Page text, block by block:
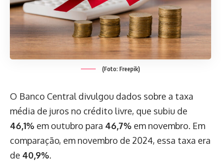
(Foto: Freepik)
O Banco Central divulgou dados sobre a taxa
média de juros no crédito livre, que subiu de
46,1% em outubro para 46,7% em novembro. Em
comparação, em novembro de 2024, essa taxa era
de 40,9%.